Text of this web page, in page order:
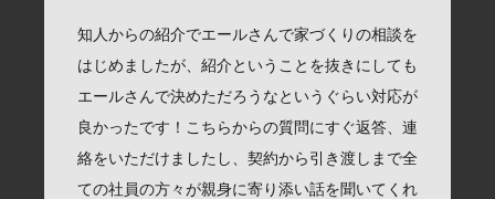
知人からの紹介でエールさんで家づくりの相談を
はじめましたが、紹介ということを抜きにしても
エールさんで決めただろうなというぐらい対応が
良かったです！こちらからの質問にすぐ返答、連
絡をいただけましたし、契約から引き渡しまで全
ての社員の方々が親身に寄り添い話を聞いてくれ